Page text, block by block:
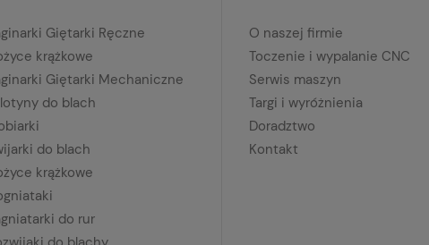
Giętarki Ręczne
krążkowe
Giętarki Mechaniczne
do blach
do blach
krążkowe
do rur
O naszej firmie
Toczenie i wypalanie CNC
Serwis maszyn
Targi i wyróżnienia
Doradztwo
Kontakt